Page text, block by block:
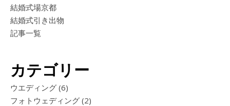
結婚式場京都
結婚式引き出物
記事一覧
カテゴリー
ウエディング (6)
フォトウェディング (2)